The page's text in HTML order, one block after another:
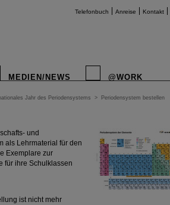
Telefonbuch Anreise Kontakt
MEDIEN/NEWS @WORK
Jahr des Periodensystems > Periodensystem bestellen
und
als Lehrmaterial für den
Exemplare zur
für ihre Schulklassen
ist nicht mehr